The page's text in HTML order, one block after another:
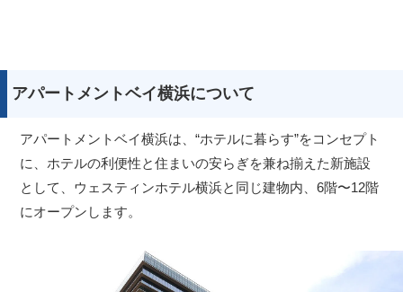
アパートメントベイ横浜について
アパートメントベイ横浜は、“ホテルに暮らす”をコンセプト
に、ホテルの利便性と住まいの安らぎを兼ね揃えた新施設
として、ウェスティンホテル横浜と同じ建物内、6階〜12階
にオープンします。